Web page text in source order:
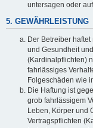
untersagen oder
5. GEWÄHRLEISTUNG
Der Betreiber
und Gesundheit
(Kardinalpflichten)
fahrlässiges
Folgeschäden wie
Die Haftung ist
grob fahrlässigem
Leben, Körper und
Vertragspflichten